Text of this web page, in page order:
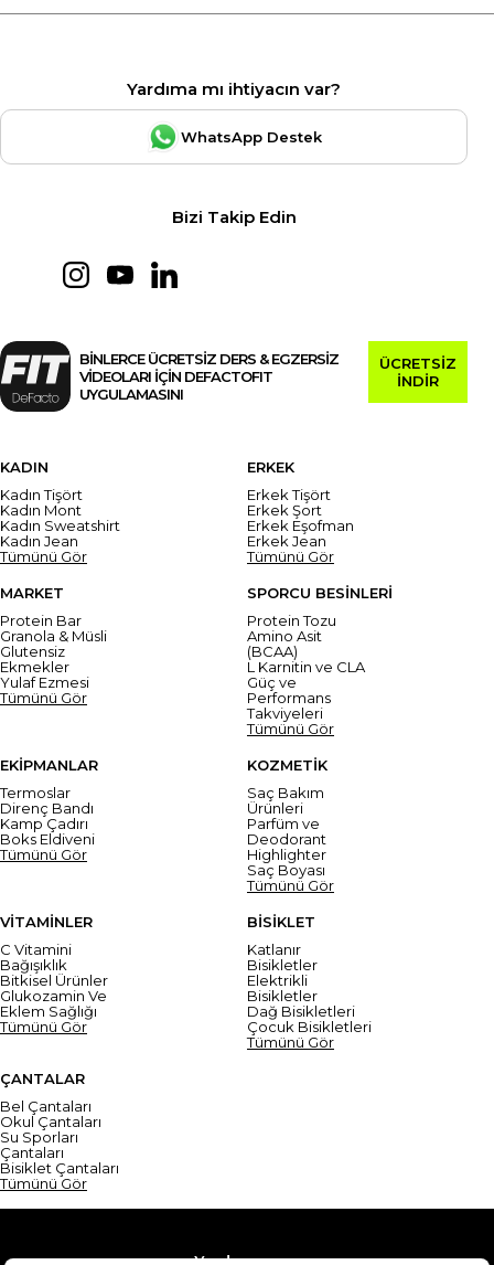
Yardıma mı ihtiyacın var?
WhatsApp Destek
Bizi Takip Edin
BİNLERCE ÜCRETSİZ DERS & EGZERSİZ
VİDEOLARI İÇİN DEFACTOFIT
UYGULAMASINI
ÜCRETSİZ
İNDİR
KADIN
Kadın Tişört
Kadın Mont
Kadın Sweatshirt
Kadın Jean
Tümünü Gör
ERKEK
Erkek Tişört
Erkek Şort
Erkek Eşofman
Erkek Jean
Tümünü Gör
MARKET
Protein Bar
Granola & Müsli
Glutensiz
Ekmekler
Yulaf Ezmesi
Tümünü Gör
SPORCU BESİNLERİ
Protein Tozu
Amino Asit
(BCAA)
L Karnitin ve CLA
Güç ve
Performans
Takviyeleri
Tümünü Gör
EKİPMANLAR
Termoslar
Direnç Bandı
Kamp Çadırı
Boks Eldiveni
Tümünü Gör
KOZMETİK
Saç Bakım
Ürünleri
Parfüm ve
Deodorant
Highlighter
Saç Boyası
Tümünü Gör
VİTAMİNLER
C Vitamini
Bağışıklık
Bitkisel Ürünler
Glukozamin Ve
Eklem Sağlığı
Tümünü Gör
BİSİKLET
Katlanır
Bisikletler
Elektrikli
Bisikletler
Dağ Bisikletleri
Çocuk Bisikletleri
Tümünü Gör
ÇANTALAR
Bel Çantaları
Okul Çantaları
Su Sporları
Çantaları
Bisiklet Çantaları
Tümünü Gör